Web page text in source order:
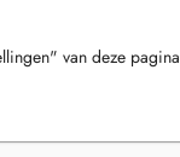
van deze pagina